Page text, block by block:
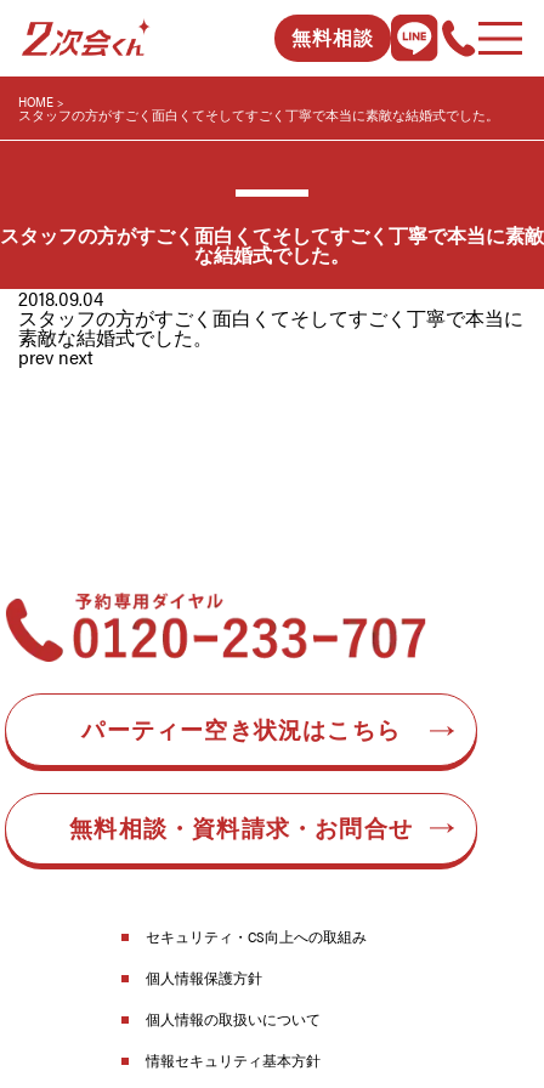
無料相談
HOME
スタッフの方がすごく面白くてそしてすごく丁寧で本当に素敵な結婚式でした。
スタッフの方がすごく面白くてそしてすごく丁寧で本当に素敵
な結婚式でした。
2018.09.04
スタッフの方がすごく面白くてそしてすごく丁寧で本当に
素敵な結婚式でした。
prev next
パーティー空き状況はこちら
無料相談・資料請求・お問合せ
セキュリティ・CS向上への取組み
個人情報保護方針
個人情報の取扱いについて
情報セキュリティ基本方針